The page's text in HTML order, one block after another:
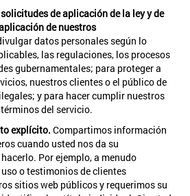
de aplicación de la ley y de
de nuestros
datos personales según lo
las regulaciones, los procesos
gubernamentales; para proteger a
nuestros clientes o el público de
y para hacer cumplir nuestros
del servicio.
explícito. Compartimos información
cuando usted nos da su
Por ejemplo, a menudo
o testimonios de clientes
sitios web públicos y requerimos su